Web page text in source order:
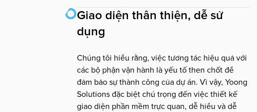
Giao diện thân thiện, dễ sử
dụng
Chúng tôi hiểu rằng, việc tương tác hiệu quả với
các bộ phận vận hành là yếu tố then chốt để
đảm bảo sự thành công của dự án. Vì vậy, Yoong
Solutions đặc biệt chú trọng đến việc thiết kế
giao diện phần mềm trực quan, dễ hiểu và dễ